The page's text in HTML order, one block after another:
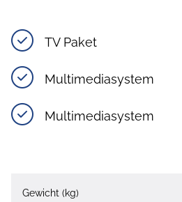
TV Paket
Multimediasystem
Multimediasystem
Gewicht (kg)